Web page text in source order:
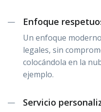
— Enfoque
Un enfoque
legales, sin
colocándola en la
ejemplo.
— Servicio